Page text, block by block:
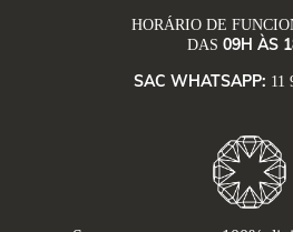
HORÁRIO DE
DAS 09H ÀS
SAC WHATSAPP: 11